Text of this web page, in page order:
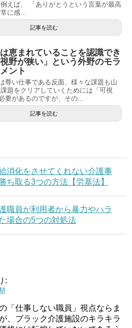
えば、 「ありがとうという言葉が最高
に感...
記事を読む
は恵まれていることを認識でき
野が狭い」という外野のモラ
ント
尊い仕事である反面、様々な課題も山
題をクリアしていくためには「可視
要があるのですが、その...
記事を読む
消化をさせてくれない介護事
ち取る3つの方法【労基法】
職員が利用者から暴力やハラ
場合の5つの対処法
:
「仕事しない職員」視点ならま
、ブラック介護施設のキラキラ